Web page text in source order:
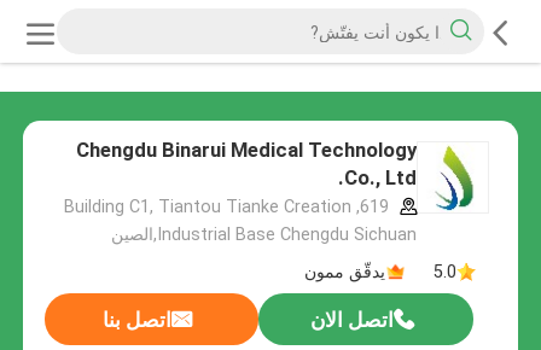
Chengdu Binarui Medical Technology
Co., Ltd.
619, Building C1, Tiantou Tianke Creation
Industrial Base Chengdu Sichuan,الصين
5.0
يدقّق ممون
اتصل الان اتصل بنا